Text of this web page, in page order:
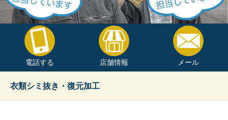
電話する 店舗情報 メール
衣類シミ抜き・復元加工